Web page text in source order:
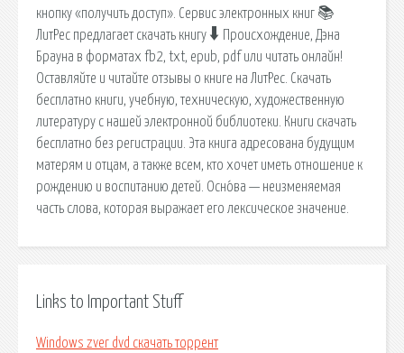
кнопку «получить доступ». Сервис электронных книг 📚
ЛитРес предлагает скачать книгу 🠳 Происхождение, Дэна
Брауна в форматах fb2, txt, epub, pdf или читать онлайн!
Оставляйте и читайте отзывы о книге на ЛитРес. Скачать
бесплатно книги, учебную, техническую, художественную
литературу с нашей электронной библиотеки. Книги скачать
бесплатно без регистрации. Эта книга адресована будущим
матерям и отцам, а также всем, кто хочет иметь отношение к
рождению и воспитанию детей. Осно́ва — неизменяемая
часть слова, которая выражает его лексическое значение.
Links to Important Stuff
Windows zver dvd скачать торрент